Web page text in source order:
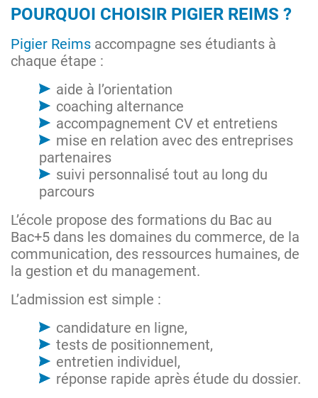
POURQUOI CHOISIR PIGIER REIMS ?
Pigier Reims accompagne ses étudiants à
chaque étape :
aide à l’orientation
coaching alternance
accompagnement CV et entretiens
mise en relation avec des entreprises
partenaires
suivi personnalisé tout au long du
parcours
L’école propose des formations du Bac au
Bac+5 dans les domaines du commerce, de la
communication, des ressources humaines, de
la gestion et du management.
L’admission est simple :
candidature en ligne,
tests de positionnement,
entretien individuel,
réponse rapide après étude du dossier.